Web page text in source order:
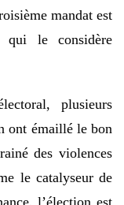
mandat est
qui le considère
plusieurs
ont émaillé le bon
des violences
le catalyseur de